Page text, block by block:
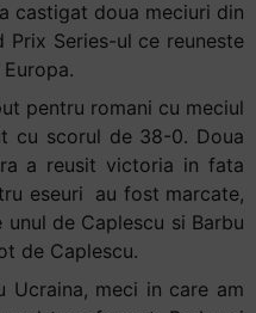
castigat doua meciuri din
Prix Series-ul ce reuneste
pentru romani cu meciul
cu scorul de 38-0. Doua
a reusit victoria in fata
eseuri au fost marcate,
de Caplescu si Barbu
de Caplescu.
meci in care am